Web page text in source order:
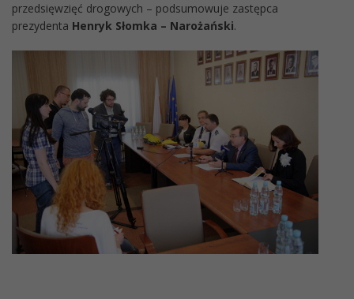
przedsięwzięć drogowych – podsumowuje zastępca
prezydenta Henryk Słomka – Narożański.